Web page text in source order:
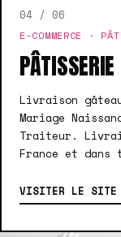
04 / 06
E-COMMERCE ·
Livraison
Mariage
Traiteur.
France et dans
VISITER LE